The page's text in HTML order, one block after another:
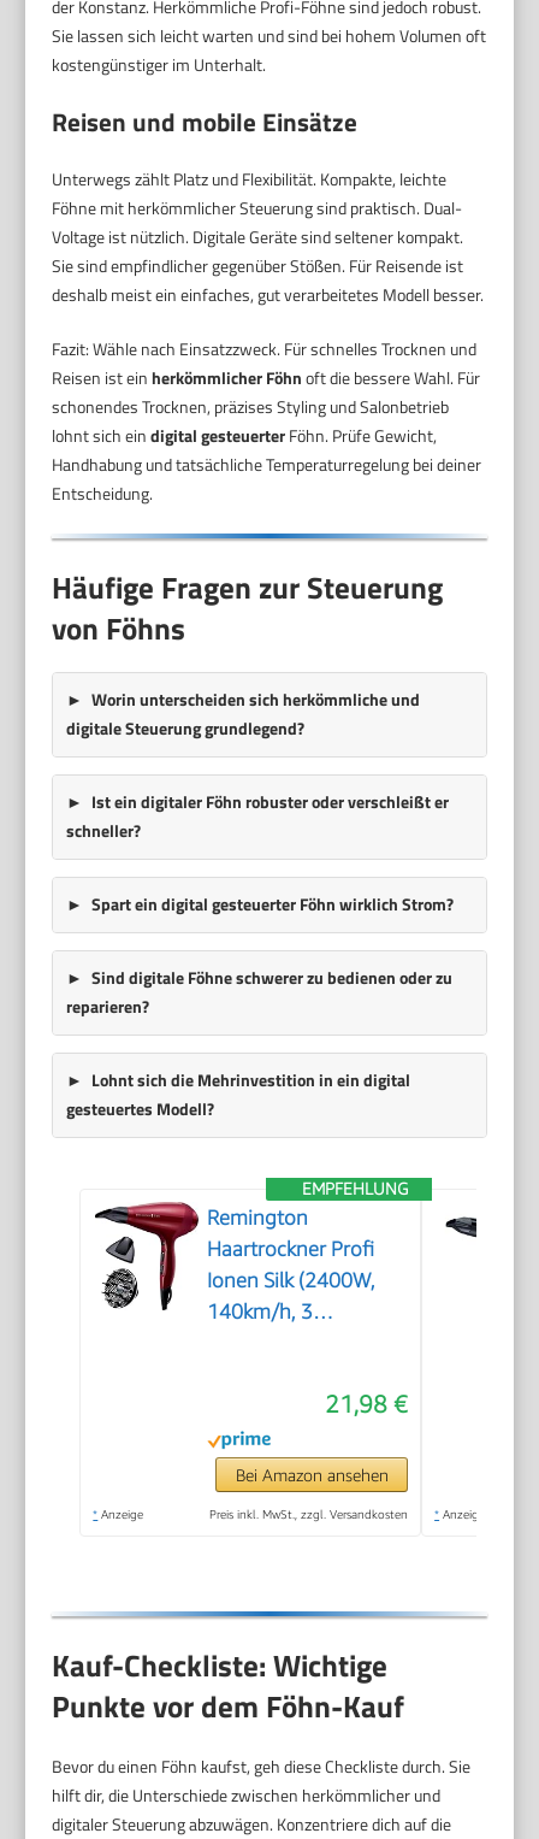
der Konstanz. Herkömmliche Profi-Föhne sind jedoch robust.
Sie lassen sich leicht warten und sind bei hohem Volumen oft
kostengünstiger im Unterhalt.
Reisen und mobile Einsätze
Unterwegs zählt Platz und Flexibilität. Kompakte, leichte
Föhne mit herkömmlicher Steuerung sind praktisch. Dual-
Voltage ist nützlich. Digitale Geräte sind seltener kompakt.
Sie sind empfindlicher gegenüber Stößen. Für Reisende ist
deshalb meist ein einfaches, gut verarbeitetes Modell besser.
Fazit: Wähle nach Einsatzzweck. Für schnelles Trocknen und
Reisen ist einherkömmlicher Föhnoft die bessere Wahl. Für
schonendes Trocknen, präzises Styling und Salonbetrieb
lohnt sich eindigital gesteuerterFöhn. Prüfe Gewicht,
Handhabung und tatsächliche Temperaturregelung bei deiner
Entscheidung.
Häufige Fragen zur Steuerung
von Föhns
Worin unterscheiden sich herkömmliche und
digitale Steuerung grundlegend?
Ist ein digitaler Föhn robuster oder verschleißt er
schneller?
Spart ein digital gesteuerter Föhn wirklich Strom?
Sind digitale Föhne schwerer zu bedienen oder zu
reparieren?
Lohnt sich die Mehrinvestition in ein digital
gesteuertes Modell?
EMPFEHLUNG
Remington
Haartrockner Profi
Ionen Silk (2400W,
140km/h, 3
Seidenprotein und
Keramik, Ionen-
Generator,
langlebiger AC-Motor
mit Turbofunktion &
21,98 €
Bei Amazon ansehen
* Anzeige Preis inkl. MwSt., zzgl. Versandkosten * Anzeige
Kauf-Checkliste: Wichtige
Punkte vor dem Föhn-Kauf
Bevor du einen Föhn kaufst, geh diese Checkliste durch. Sie
hilft dir, die Unterschiede zwischen herkömmlicher und
digitaler Steuerung abzuwägen. Konzentriere dich auf die